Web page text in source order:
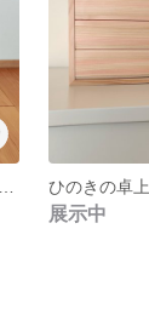
展示中